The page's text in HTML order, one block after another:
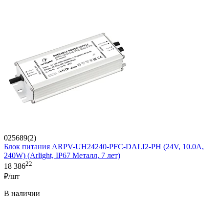
025689(2)
Блок питания ARPV-UH24240-PFC-DALI2-PH (24V, 10.0A,
240W) (Arlight, IP67 Металл, 7 лет)
18 38622
₽/шт
В наличии